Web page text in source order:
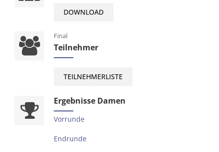
DOWNLOAD
Final
Teilnehmer
TEILNEHMERLISTE
Ergebnisse Damen
Vorrunde
Endrunde